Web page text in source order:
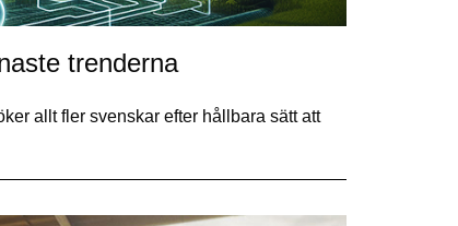
trenderna
allt fler svenskar efter hållbara sätt att